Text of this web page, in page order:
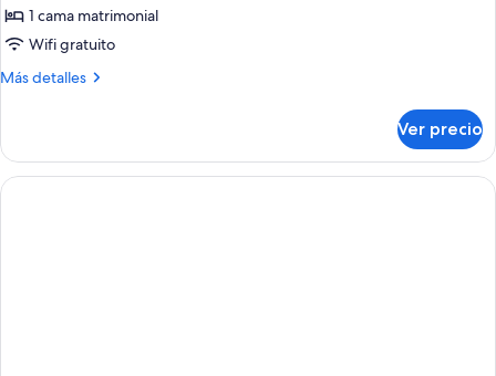
1 cama matrimonial
Wifi gratuito
Más detalles
Más
Studio
Ver precio